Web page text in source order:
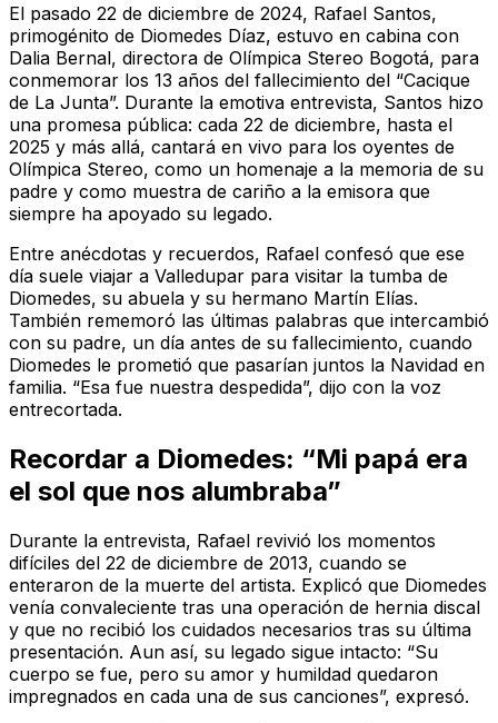
El pasado 22 de diciembre de 2024, Rafael Santos,
primogénito de Diomedes Díaz, estuvo en cabina con
Dalia Bernal, directora de Olímpica Stereo Bogotá, para
conmemorar los 13 años del fallecimiento del “Cacique
de La Junta”. Durante la emotiva entrevista, Santos hizo
una promesa pública: cada 22 de diciembre, hasta el
2025 y más allá, cantará en vivo para los oyentes de
Olímpica Stereo, como un homenaje a la memoria de su
padre y como muestra de cariño a la emisora que
siempre ha apoyado su legado.
Entre anécdotas y recuerdos, Rafael confesó que ese
día suele viajar a Valledupar para visitar la tumba de
Diomedes, su abuela y su hermano Martín Elías.
También rememoró las últimas palabras que intercambió
con su padre, un día antes de su fallecimiento, cuando
Diomedes le prometió que pasarían juntos la Navidad en
familia. “Esa fue nuestra despedida”, dijo con la voz
entrecortada.
Recordar a Diomedes: “Mi papá era
el sol que nos alumbraba”
Durante la entrevista, Rafael revivió los momentos
difíciles del 22 de diciembre de 2013, cuando se
enteraron de la muerte del artista. Explicó que Diomedes
venía convaleciente tras una operación de hernia discal
y que no recibió los cuidados necesarios tras su última
presentación. Aun así, su legado sigue intacto: “Su
cuerpo se fue, pero su amor y humildad quedaron
impregnados en cada una de sus canciones”, expresó.